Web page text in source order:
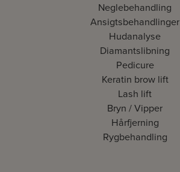
Neglebehandling
Ansigtsbehandlinger
Hudanalyse
Diamantslibning
Pedicure
Keratin brow lift
Lash lift
Bryn / Vipper
Hårfjerning
Rygbehandling